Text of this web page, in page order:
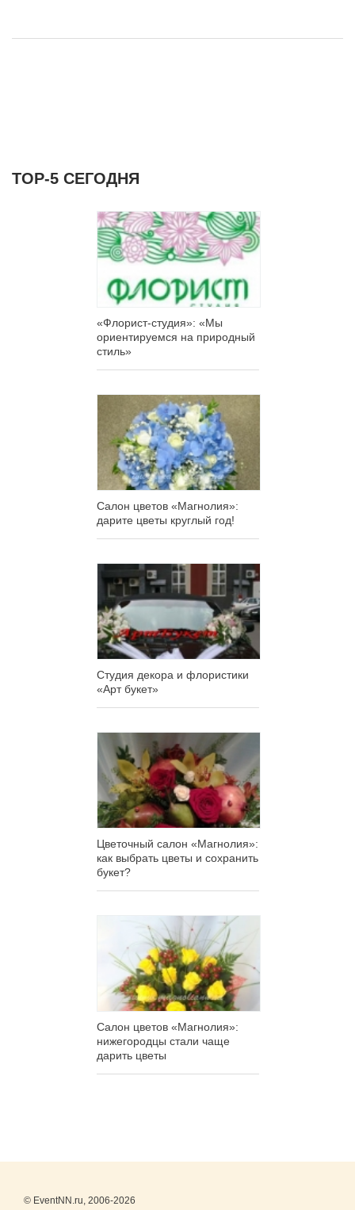
ТОР-5 СЕГОДНЯ
«Флорист-студия»: «Мы
ориентируемся на природный
стиль»
Салон цветов «Магнолия»:
дарите цветы круглый год!
Студия декора и флористики
«Арт букет»
Цветочный салон «Магнолия»:
как выбрать цветы и сохранить
букет?
Салон цветов «Магнолия»:
нижегородцы стали чаще
дарить цветы
© EventNN.ru, 2006-2026